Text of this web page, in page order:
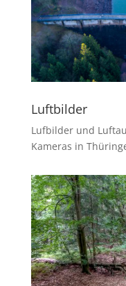
Luftbilder
Lufbilder und
Kameras in